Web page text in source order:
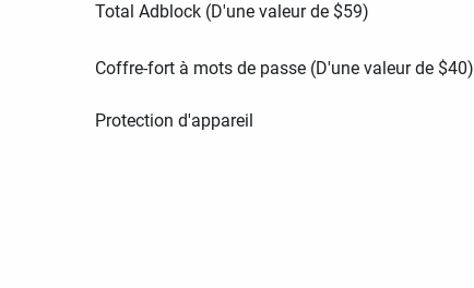
Total Adblock (D'une valeur de $59)
Coffre-fort à mots de passe (D'une valeur de $40)
Protection d'appareil